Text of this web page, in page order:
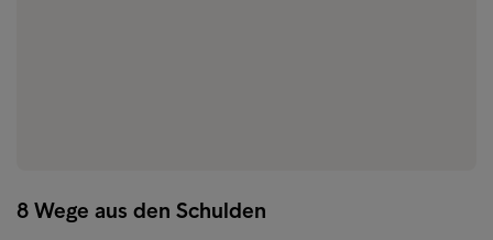
8 Wege aus den Schulden